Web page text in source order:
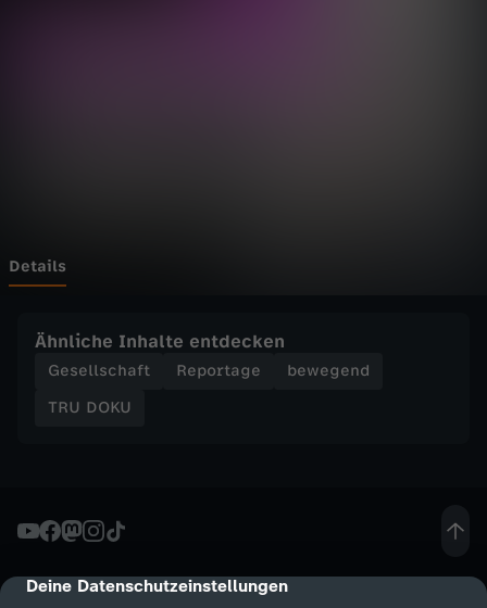
cmp-dialog-description
Deine Datenschutzeinstellungen
V
R
O
N
Details
Ähnliche Inhalte entdecken
Gesellschaft Reportage
bewegend
TRU DOKU